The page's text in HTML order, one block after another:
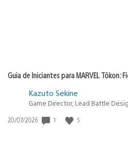
Guia de Iniciantes para MARVEL Tōkon:
Kazuto Sekine
Game Director, Lead Battle
Data
20/07/2026 1 5